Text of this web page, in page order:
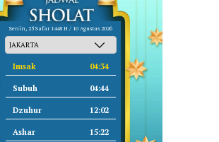
Senin, 25 Safar 1448 H / 10 Agustus 2026
Imsak 04:34
Subuh 04:44
Dzuhur 12:02
Ashar 15:22